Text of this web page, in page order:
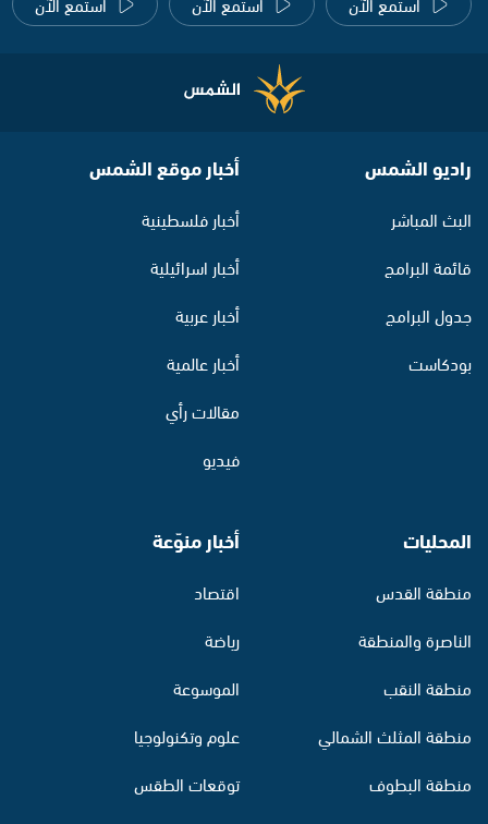
راديو الشمس
البث المباشر
قائمة البرامج
جدول البرامج
بودكاست
أخبار موقع الشمس
أخبار فلسطينية
أخبار اسرائيلية
أخبار عربية
أخبار عالمية
مقالات رأي
فيديو
المحليات
منطقة القدس
الناصرة والمنطقة
منطقة النقب
منطقة المثلث الشمالي
منطقة البطوف
أخبار منوّعة
اقتصاد
رياضة
الموسوعة
علوم وتكنولوجيا
توقعات الطقس